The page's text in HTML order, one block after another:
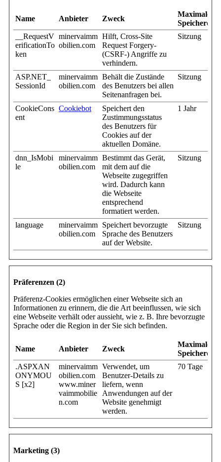
Name Anbieter Zweck
Maximale
__RequestV
erificationTo
ken
minervaimm
obilien.com
Hilft, Cross-Site
Request Forgery-
(CSRF-) Angriffe zu
verhindern.
Sitzung
ASP.NET_
SessionId
minervaimm
obilien.com
Behält die Zustände
des Benutzers bei allen
Seitenanfragen bei.
Sitzung
CookieCons
ent
Cookiebot
Speichert den
Zustimmungsstatus
des Benutzers für
Cookies auf der
aktuellen Domäne.
1 Jahr
dnn_IsMobi
le
minervaimm
obilien.com
Bestimmt das Gerät,
mit dem auf die
Webseite zugegriffen
wird. Dadurch kann
die Webseite
entsprechend
formatiert werden.
Sitzung
language
minervaimm
obilien.com
Speichert bevorzugte
Sprache des Benutzers
auf der Website.
Sitzung
Präferenzen (2)
Präferenz-Cookies ermöglichen einer Webseite sich an
Informationen zu erinnern, die die Art beeinflussen, wie sich
eine Webseite verhält oder aussieht, wie z. B. Ihre bevorzugte
Sprache oder die Region in der Sie sich befinden.
Name Anbieter Zweck
Maximale
.ASPXAN
ONYMOU
S [x2]
minervaimm
obilien.com
www.miner
vaimmobilie
n.com
Verwendet, um
Benutzer-Details zu
liefern, wenn
Anwendungen auf der
Website genehmigt
werden.
70 Tage
Marketing (3)